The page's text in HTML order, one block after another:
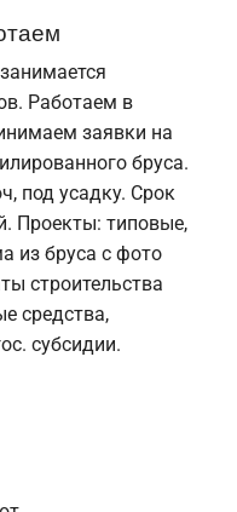
Работаем в
заявки на
бруса.
под усадку. Срок
Проекты: типовые,
из бруса с фото
строительства
средства,
субсидии.